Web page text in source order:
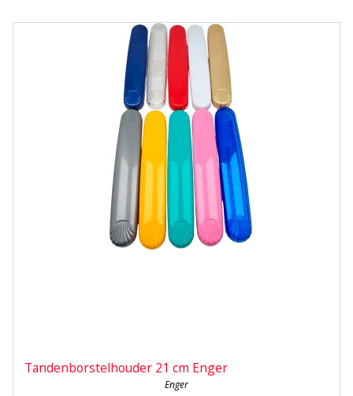
Tandenborstelhouder 21 cm Enger
Enger